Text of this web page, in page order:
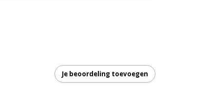
Je beoordeling toevoegen